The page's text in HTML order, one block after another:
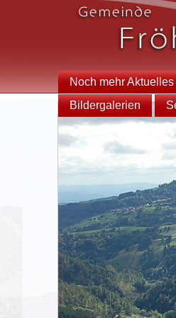
Noch mehr Aktuelles
Bildergalerien